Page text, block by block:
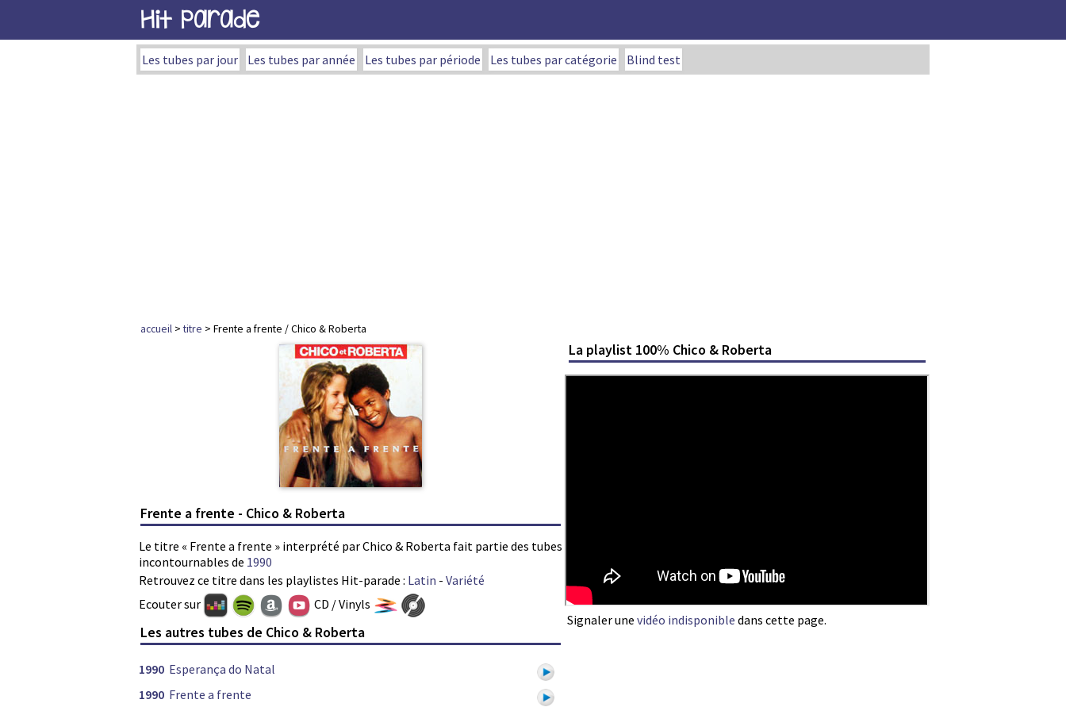
Hit Parade
Les tubes par jour Les tubes par année Les tubes par période Les tubes par catégorie Blind test
accueil >titre > Frente a frente / Chico & Roberta
Frente a frente - Chico & Roberta
Le titre « Frente a frente » interprété par Chico & Roberta fait partie des tubes
incontournables de 1990
Retrouvez ce titre dans les playlistes Hit-parade : Latin - Variété
La playlist 100% Chico & Roberta
Signaler une vidéo indisponible dans cette page.
Ecouter sur CD / Vinyls
Les autres tubes de Chico & Roberta
1990 Esperança do Natal
1990 Frente a frente